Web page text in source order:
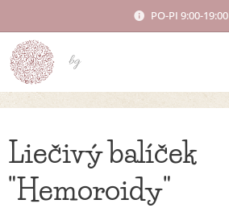
PO-PI 9:00-19:00
bg
Liečivý balíček
"Hemoroidy"